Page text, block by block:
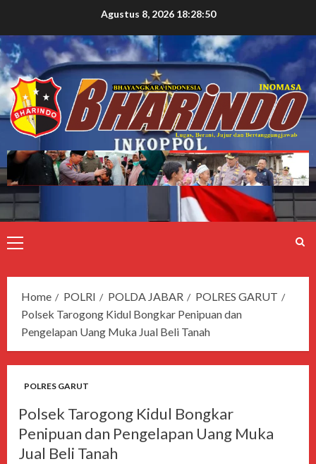
Agustus 8, 2026 18:28:52
Home POLRI POLDA JABAR
POLRES GARUT
Polsek Tarogong Kidul Bongkar Penipuan dan
Pengelapan Uang Muka Jual Beli Tanah
POLRES GARUT
Polsek Tarogong Kidul Bongkar
Penipuan dan Pengelapan Uang Muka
Jual Beli Tanah